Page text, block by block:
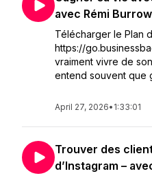
avec Rémi
Télécharger le Plan
https://
vraiment vivre de
entend souvent que
April 27, 2026• 1:33:01
Trouver des
d’Instagram –